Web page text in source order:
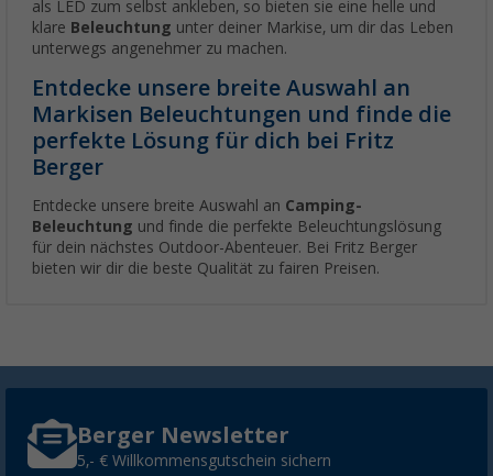
als LED zum selbst ankleben, so bieten sie eine helle und
klare Beleuchtung unter deiner Markise, um dir das Leben
unterwegs angenehmer zu machen.
Entdecke unsere breite Auswahl an
Markisen Beleuchtungen und finde die
perfekte Lösung für dich bei Fritz
Berger
Entdecke unsere breite Auswahl an Camping-
Beleuchtung und finde die perfekte Beleuchtungslösung
für dein nächstes Outdoor-Abenteuer. Bei Fritz Berger
bieten wir dir die beste Qualität zu fairen Preisen.
Berger Newsletter
5,- € Willkommensgutschein sichern